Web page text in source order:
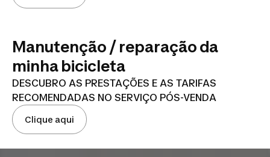
Manutenção / reparação da
minha bicicleta
DESCUBRO AS PRESTAÇÕES E AS TARIFAS
RECOMENDADAS NO SERVIÇO PÓS-VENDA
Clique aqui